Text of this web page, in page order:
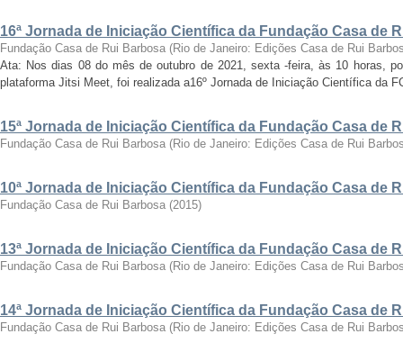
16ª Jornada de Iniciação Científica da Fundação Casa de
Fundação Casa de Rui Barbosa (Rio de Janeiro: Edições Casa de Rui
Ata: Nos dias 08 do mês de outubro de 2021, sexta -feira, às 10 horas,
plataforma Jitsi Meet, foi realizada a16º Jornada de Iniciação Científica da
15ª Jornada de Iniciação Científica da Fundação Casa de
Fundação Casa de Rui Barbosa (Rio de Janeiro: Edições Casa de Rui
10ª Jornada de Iniciação Científica da Fundação Casa de
Fundação Casa de Rui Barbosa (2015)
13ª Jornada de Iniciação Científica da Fundação Casa de
Fundação Casa de Rui Barbosa (Rio de Janeiro: Edições Casa de Rui
14ª Jornada de Iniciação Científica da Fundação Casa de
Fundação Casa de Rui Barbosa (Rio de Janeiro: Edições Casa de Rui